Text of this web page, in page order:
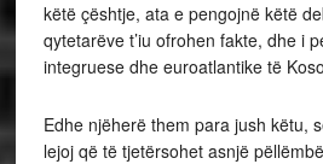
këtë çështje, ata e pengojnë këtë
qytetarëve t’iu ofrohen fakte, dhe i
integruese dhe euroatlantike të
Edhe njëherë them para jush këtu,
lejoj që të tjetërsohet asnjë